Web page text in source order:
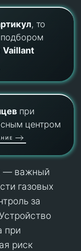
, то
подбором
Vaillant
при
центром
— важный
газовых
за
при
риск